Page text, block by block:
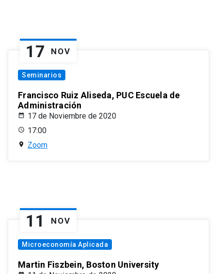
17 NOV
Seminarios
Francisco Ruiz Aliseda, PUC Escuela de
Administración
17 de Noviembre de 2020
17:00
Zoom
11 NOV
Microeconomía Aplicada
Martin Fiszbein, Boston University